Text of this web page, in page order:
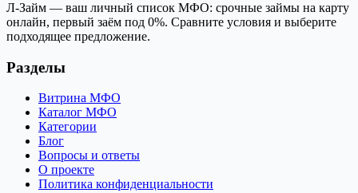
Л-Займ — ваш личный список МФО: срочные займы на карту
онлайн, первый заём под 0%. Сравните условия и выберите
подходящее предложение.
Разделы
Витрина МФО
Каталог МФО
Категории
Блог
Вопросы и ответы
О проекте
Политика конфиденциальности